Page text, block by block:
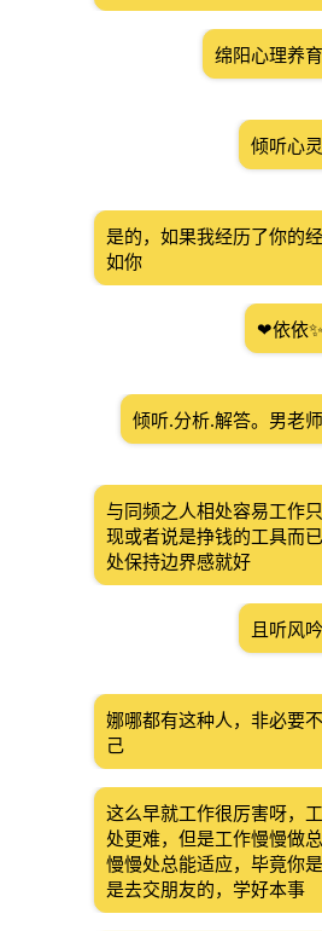
绵阳心理养
倾听心
是的，如果我经历了你的
如你
❤依依
倾听.分析.解答。男老
与同频之人相处容易工作
现或者说是挣钱的工具而
处保持边界感就好
且听风
娜哪都有这种人，非必要
己
这么早就工作很厉害呀，
处更难，但是工作慢慢做
慢慢处总能适应，毕竟你
是去交朋友的，学好本事